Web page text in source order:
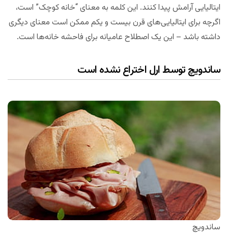
ایتالیایی آرامش پیدا کنند. این کلمه به معنای “خانه کوچک” است،
اگرچه برای ایتالیایی‌های قرن بیست و یکم ممکن است معنای دیگری
داشته باشد – این یک اصطلاح عامیانه برای فاحشه خانه‌ها است.
ساندویچ توسط ارل اختراع نشده است
ساندویچ